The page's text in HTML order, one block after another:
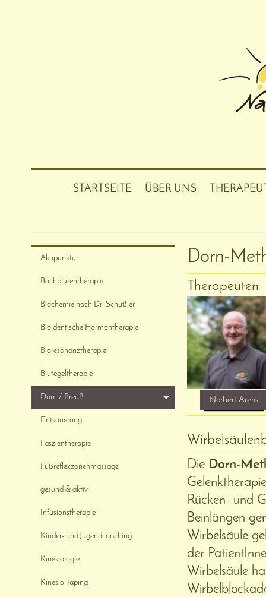
STARTSEITE ÜBER UNS
Praxisgemeinschaft
Dorn-
Therapeuten
Norbert Arens
Die Dorn-
Rücken- und
Beinlängen
Wirbelsäule
der
Wirbelsäule
Akupunktur
Bachblütentherapie
Biochemie nach Dr. Schüßler
Bioidentische Hormontherapie
Bioresonanztherapie
Blutegeltherapie
Dorn / Breuß
Entsäuerung
Faszientherapie
Fußreflexzonenmassage
gesund & aktiv
Infusionstherapie
Kinder- und Jugendcoaching
Kinesiologie
Kinesio-Taping